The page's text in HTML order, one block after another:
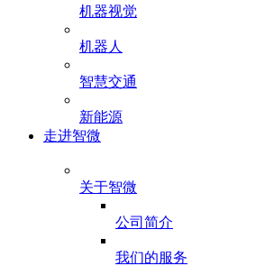
机器视觉
机器人
智慧交通
新能源
走进智微
关于智微
公司简介
我们的服务